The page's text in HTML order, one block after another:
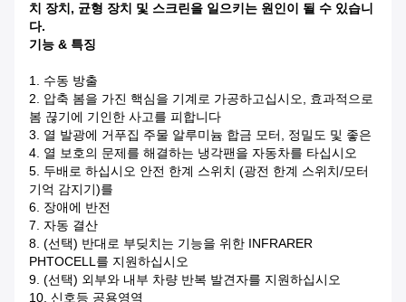
치 장치, 균형 장치 및 스크린을 일으키는 원인이 될 수 있습니
다.
기능 & 특징
1. 수동 방출
2. 압축 봄을 가진 핵심을 기계로 가공하고십시오, 효과적으로
봄 끊기에 기인한 사고를 피합니다
3. 열 발광에 거푸집 주물 알루미늄 합금 모터, 정밀도 및 좋은
4. 열 보호의 문제를 해결하는 냉각팬을 자동차를 타십시오
5. 두배로 하십시오 안전 한계 스위치 (광전 한계 스위치/모터
기억 감지기)를
6. 장애에 반전
7. 자동 결산
8. (선택) 반대로 부딪치는 기능을 위한 INFRARER
PHTOCELL를 지원하십시오
9. (선택) 외부와 내부 차량 반복 발견자를 지원하십시오
10. 신호등 공용영역